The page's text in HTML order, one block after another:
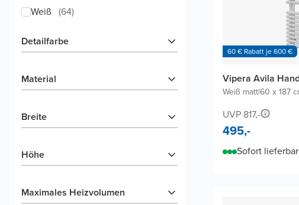
Weiß (64)
Detailfarbe
Material
Breite
Höhe
Maximales Heizvolumen
60 € Rabatt je 600 €
Vipera Avila
Weiß matt|60 x 187
UVP 817,-
495,-
Sofort lieferbar